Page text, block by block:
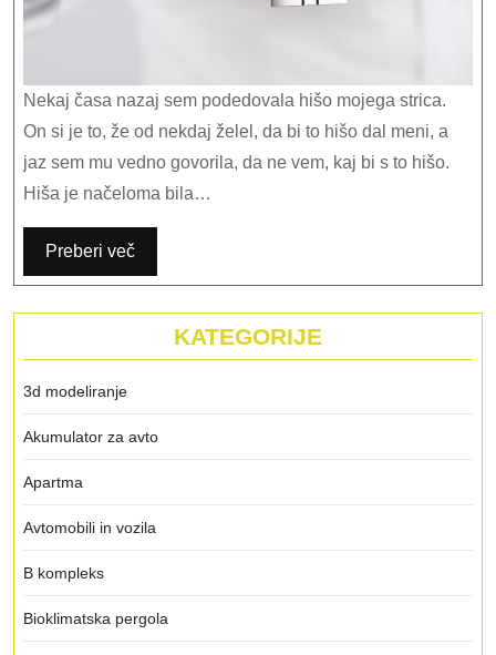
Nekaj časa nazaj sem podedovala hišo mojega strica.
On si je to, že od nekdaj želel, da bi to hišo dal meni, a
jaz sem mu vedno govorila, da ne vem, kaj bi s to hišo.
Hiša je načeloma bila…
Preberi več
KATEGORIJE
3d modeliranje
Akumulator za avto
Apartma
Avtomobili in vozila
B kompleks
Bioklimatska pergola